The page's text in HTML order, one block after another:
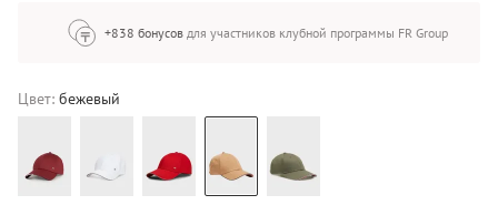
+838 бонусов для участников клубной программы FR Group
Цвет: бежевый